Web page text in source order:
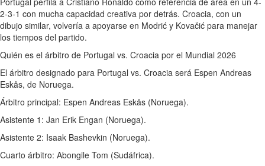
2-3-1 con mucha capacidad creativa por detrás. Croacia, con un
dibujo similar, volvería a apoyarse en Modrić y Kovačić para manejar
los tiempos del partido.
Quién es el árbitro de Portugal vs. Croacia por el Mundial 2026
El árbitro designado para Portugal vs. Croacia será Espen Andreas
Eskås, de Noruega.
Árbitro principal: Espen Andreas Eskås (Noruega).
Asistente 1: Jan Erik Engan (Noruega).
Asistente 2: Isaak Bashevkin (Noruega).
Cuarto árbitro: Abongile Tom (Sudáfrica).